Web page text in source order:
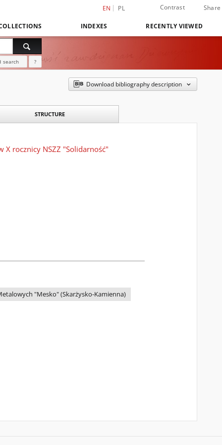
EN PL Contrast Share
INDEXES RECENTLY VIEWED
search ?
Download bibliography description
STRUCTURE
rocznicy NSZZ "Solidarność"
"Mesko" (Skarżysko-Kamienna)